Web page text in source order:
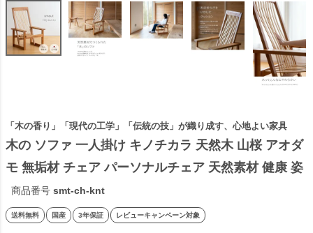
「木の香り」「現代の工学」「伝統の技」が織り成す、心地よい家具
木の ソファ 一人掛け キノチカラ 天然木 山桜 アオダ
モ 無垢材 チェア パーソナルチェア 天然素材 健康 姿
勢 有害物質 を含まない 国産材 日本製 すまうと【受
注】
商品番号 smt-ch-knt
送料無料 国産 3年保証 レビューキャンペーン対象